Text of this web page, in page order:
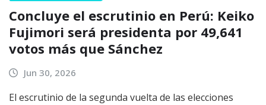
Concluye el escrutinio en Perú: Keiko
Fujimori será presidenta por 49,641
votos más que Sánchez
Jun 30, 2026
El escrutinio de la segunda vuelta de las elecciones